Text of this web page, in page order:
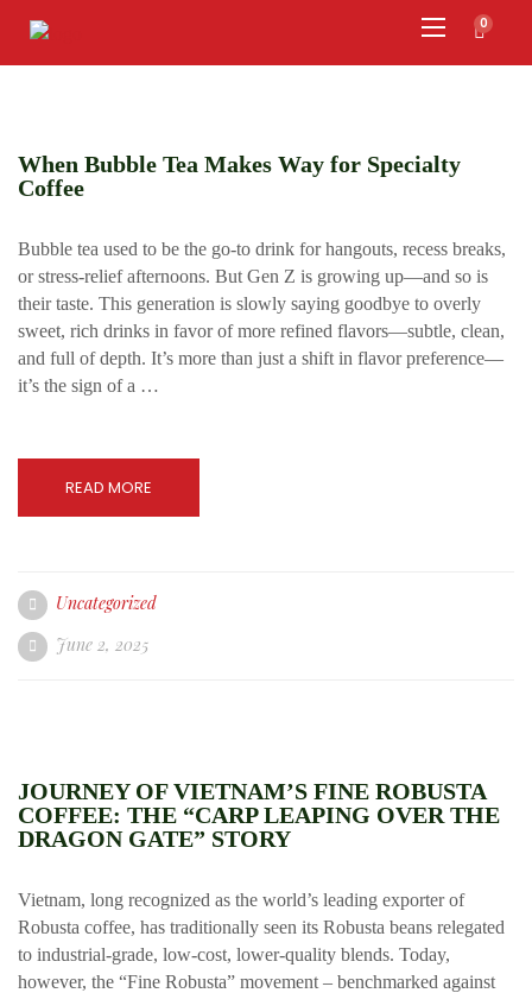
0
When Bubble Tea Makes Way for Specialty
Coffee
Bubble tea used to be the go-to drink for hangouts, recess breaks,
or stress-relief afternoons. But Gen Z is growing up—and so is
their taste. This generation is slowly saying goodbye to overly
sweet, rich drinks in favor of more refined flavors—subtle, clean,
and full of depth. It’s more than just a shift in flavor preference—
it’s the sign of a …
READ MORE
Uncategorized
June 2, 2025
JOURNEY OF VIETNAM’S FINE ROBUSTA
COFFEE: THE “CARP LEAPING OVER THE
DRAGON GATE” STORY
Vietnam, long recognized as the world’s leading exporter of
Robusta coffee, has traditionally seen its Robusta beans relegated
to industrial-grade, low-cost, lower-quality blends. Today,
however, the “Fine Robusta” movement – benchmarked against